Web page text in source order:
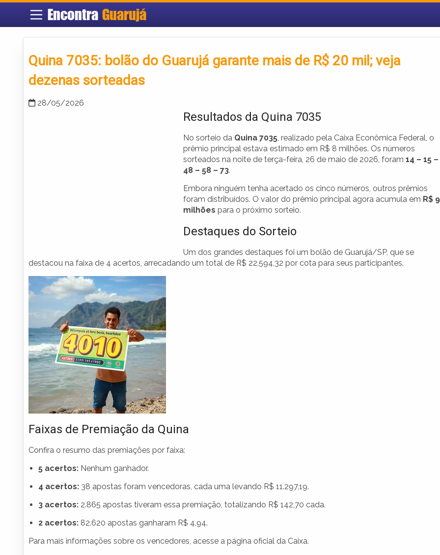
EncontraGuarujá
Quina 7035: bolão do Guarujá garante mais de R$ 20 mil; veja
dezenas sorteadas
28/05/2026
Resultados da Quina 7035
No sorteio da Quina 7035, realizado pela Caixa Econômica Federal, o
prêmio principal estava estimado em R$ 8 milhões. Os números
sorteados na noite de terça-feira, 26 de maio de 2026, foram 14 – 15 –
48 – 58 – 73.
Embora ninguém tenha acertado os cinco números, outros prêmios
foram distribuídos. O valor do prêmio principal agora acumula em R$ 9
milhões para o próximo sorteio.
Destaques do Sorteio
Um dos grandes destaques foi um bolão de Guarujá/SP, que se
destacou na faixa de 4 acertos, arrecadando um total de R$ 22.594,32 por cota para seus participantes.
Faixas de Premiação da Quina
Confira o resumo das premiações por faixa:
5 acertos: Nenhum ganhador.
4 acertos: 38 apostas foram vencedoras, cada uma levando R$ 11.297,19.
3 acertos: 2.865 apostas tiveram essa premiação, totalizando R$ 142,70 cada.
2 acertos: 82.620 apostas ganharam R$ 4,94.
Para mais informações sobre os vencedores, acesse a página oficial da Caixa.